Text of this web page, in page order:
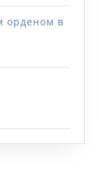
орденом в